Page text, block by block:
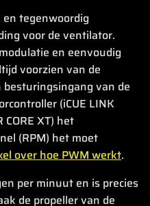
en tegenwoordig
voor de ventilator.
en eenvoudig
voorzien van de
van de
(iCUE LINK
XT) het
(RPM) het moet
over hoe PWM werkt.
per minuut en is precies
de propeller van de